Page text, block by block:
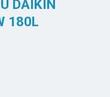
DAIKIN
180L